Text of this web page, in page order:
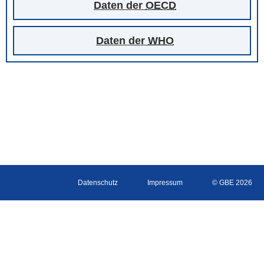
Daten der OECD
Daten der WHO
Datenschutz Impressum © GBE 2026